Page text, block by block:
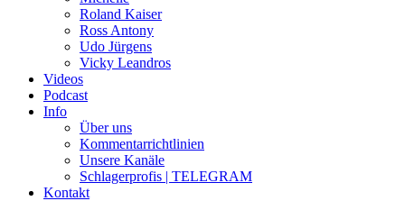
Roland Kaiser
Ross Antony
Udo Jürgens
Vicky Leandros
Videos
Podcast
Info
Über uns
Kommentarrichtlinien
Unsere Kanäle
Schlagerprofis | TELEGRAM
Kontakt